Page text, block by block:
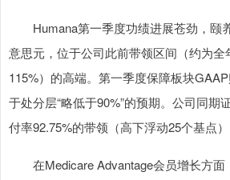
Humana第一季度功绩进展苍劲，颐
意思元，位于公司此前带领区间（约为全
115%）的高端。第一季度保障板块
于处分层“略低于90%”的预期。公司同期
付率92.75%的带领（高下浮动25个基点）
在Medicare Advantage会员增长方面